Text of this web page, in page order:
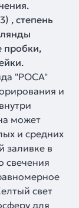
, степень
пробки,
"РОСА"
и
может
и средних
заливке в
свечения
свет
для